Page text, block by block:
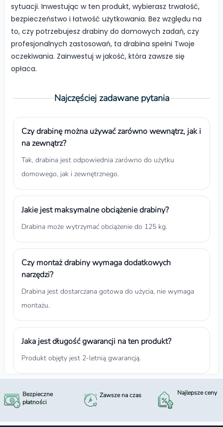
sytuacji. Inwestując w ten produkt, wybierasz trwałość,
bezpieczeństwo i łatwość użytkowania. Bez względu na
to, czy potrzebujesz drabiny do domowych zadań, czy
profesjonalnych zastosowań, ta drabina spełni Twoje
oczekiwania. Zainwestuj w jakość, która zawsze się
opłaca.
Najczęściej zadawane pytania
Czy drabinę można używać zarówno wewnątrz, jak i
na zewnątrz?
Tak, drabina jest odpowiednia zarówno do użytku
domowego, jak i zewnętrznego.
Jakie jest maksymalne obciążenie drabiny?
Drabina może wytrzymać obciążenie do 125 kg.
Czy montaż drabiny wymaga dodatkowych
narzędzi?
Drabina jest dostarczana gotowa do użycia, nie wymaga
montażu.
Jaka jest długość gwarancji na ten produkt?
Produkt objęty jest 2-letnią gwarancją.
Bezpieczne
płatności
Zawsze na czas Najlepsze ceny